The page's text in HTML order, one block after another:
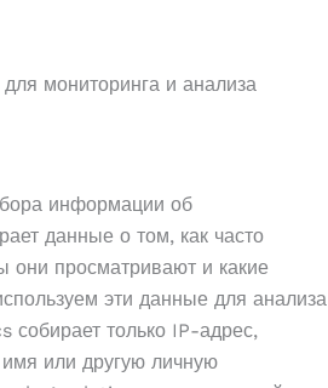
мониторинга и анализа
информации об
данные о том, как часто
они просматривают и какие
эти данные для анализа
только IP-адрес,
или другую личную